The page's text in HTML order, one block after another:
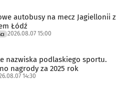
autobusy na mecz Jagiellonii z
Łódź
2026.08.07 15:00
nazwiska podlaskiego sportu.
nagrody za 2025 rok
14:30